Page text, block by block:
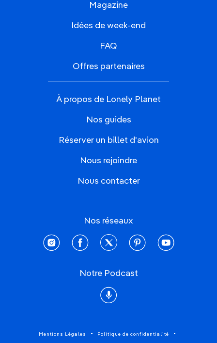
Magazine
Idées de week-end
FAQ
Offres partenaires
À propos de Lonely Planet
Nos guides
Réserver un billet d'avion
Nous rejoindre
Nous contacter
Nos réseaux
instagramfacebooktwitter pinterestyoutube
Notre Podcast
Podcast
Mentions Légales Politique de confidentialité